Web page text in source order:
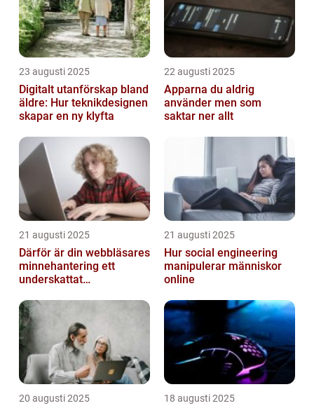
23 augusti 2025
Digitalt utanförskap bland
äldre: Hur teknikdesignen
skapar en ny klyfta
22 augusti 2025
Apparna du aldrig
använder men som
saktar ner allt
21 augusti 2025
Därför är din webbläsares
minnehantering ett
underskattat
21 augusti 2025
Hur social engineering
manipulerar människor
online
20 augusti 2025 18 augusti 2025